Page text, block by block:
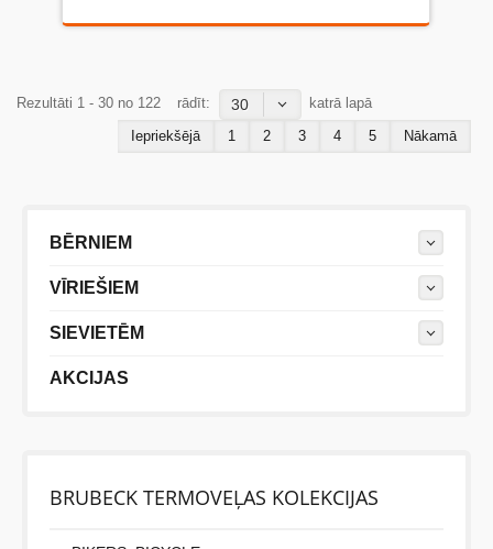
Rezultāti 1 - 30 no 122 rādīt: 30
katrā lapā
Iepriekšējā
1 2 3 4 5 Nākamā
BĒRNIEM
VĪRIEŠIEM
SIEVIETĒM
AKCIJAS
BRUBECK TERMOVEĻAS KOLEKCIJAS